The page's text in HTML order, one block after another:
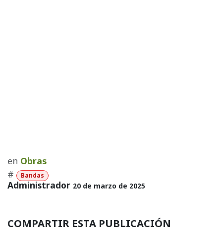
en Obras
#
Bandas
Administrador 20 de marzo de 2025
COMPARTIR ESTA PUBLICACIÓN